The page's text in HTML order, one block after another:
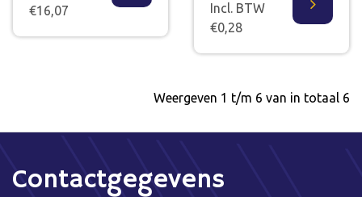
€16,07
Incl. BTW
€0,28
Weergeven 1 t/m 6 van in totaal 6
Contactgegevens